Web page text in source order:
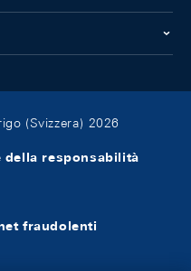
(Svizzera) 2026
della responsabilità
fraudolenti